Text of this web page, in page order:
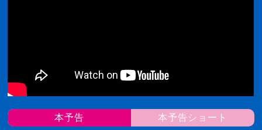
本予告 本予告ショート